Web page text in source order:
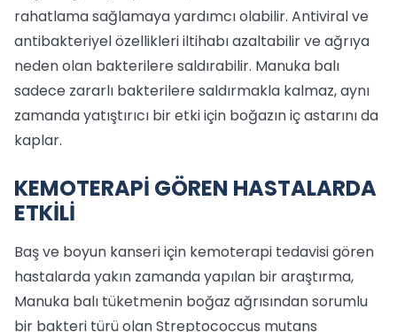
rahatlama sağlamaya yardımcı olabilir. Antiviral ve
antibakteriyel özellikleri iltihabı azaltabilir ve ağrıya
neden olan bakterilere saldırabilir. Manuka balı
sadece zararlı bakterilere saldırmakla kalmaz, aynı
zamanda yatıştırıcı bir etki için boğazın iç astarını da
kaplar.
KEMOTERAPİ GÖREN HASTALARDA
ETKİLİ
Baş ve boyun kanseri için kemoterapi tedavisi gören
hastalarda yakın zamanda yapılan bir araştırma,
Manuka balı tüketmenin boğaz ağrısından sorumlu
bir bakteri türü olan Streptococcus mutans